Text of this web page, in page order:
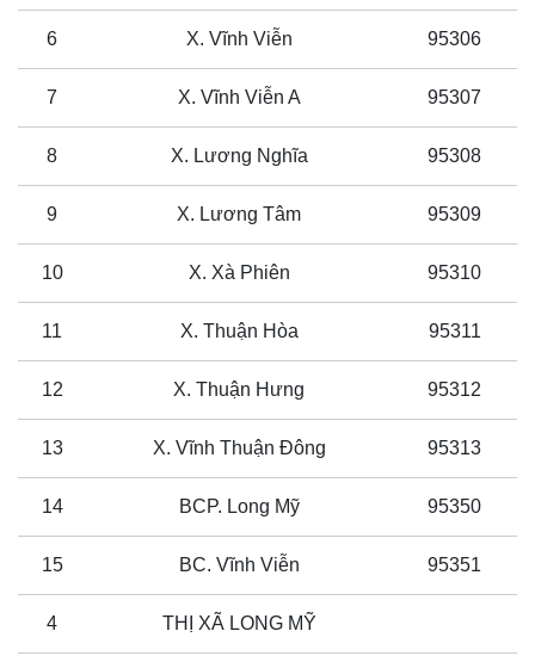
6 X. Vĩnh Viễn 95306
7 X. Vĩnh Viễn A 95307
8 X. Lương Nghĩa 95308
9 X. Lương Tâm 95309
10 X. Xà Phiên 95310
11 X. Thuận Hòa 95311
12 X. Thuận Hưng 95312
13 X. Vĩnh Thuận Đông 95313
14 BCP. Long Mỹ 95350
15 BC. Vĩnh Viễn 95351
4 THỊ XÃ LONG MỸ